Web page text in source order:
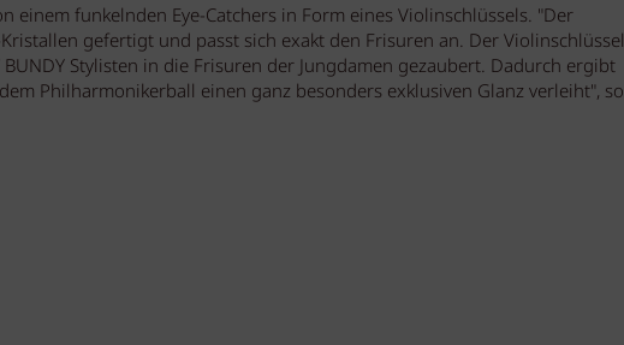
funkelnden Eye-Catchers in Form eines Violinschlüssels. "Der
gefertigt und passt sich exakt den Frisuren an. Der Violinschlüssel
Stylisten in die Frisuren der Jungdamen gezaubert. Dadurch ergibt
Philharmonikerball einen ganz besonders exklusiven Glanz verleiht", so